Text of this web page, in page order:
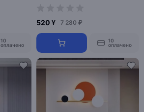
10
оплачено
520 ¥ 7 280 ₽
10
оплачено